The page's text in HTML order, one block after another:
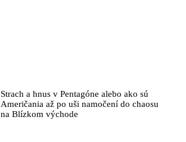
Strach a hnus v Pentagóne alebo ako sú
Američania až po uši namočení do chaosu
na Blízkom východe